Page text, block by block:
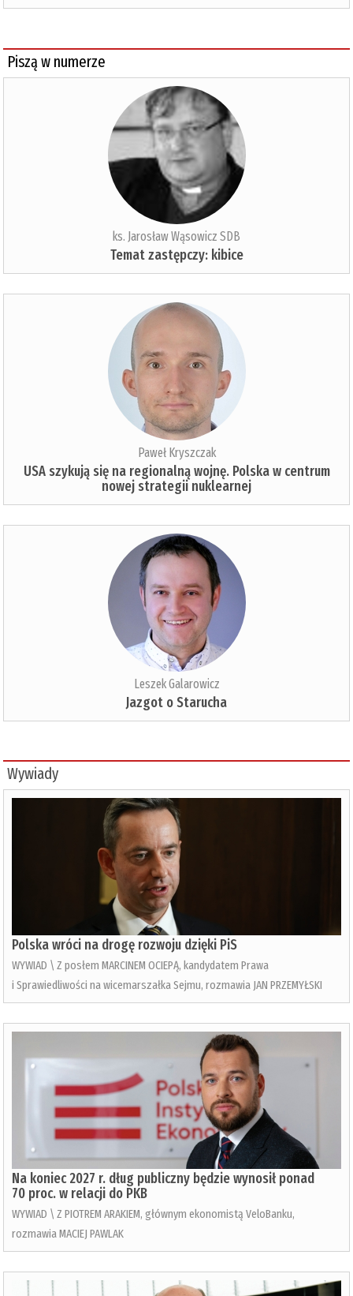
Piszą w numerze
ks. Jarosław Wąsowicz SDB
Temat zastępczy: kibice
Paweł Kryszczak
USA szykują się na regionalną wojnę. Polska w centrum
nowej strategii nuklearnej
Leszek Galarowicz
Jazgot o Starucha
Wywiady
Polska wróci na drogę rozwoju dzięki PiS
WYWIAD \ Z posłem MARCINEM OCIEPĄ, kandydatem Prawa
i Sprawiedliwości na wicemarszałka Sejmu, rozmawia JAN PRZEMYŁSKI
Na koniec 2027 r. dług publiczny będzie wynosił ponad
70 proc. w relacji do PKB
WYWIAD \ Z PIOTREM ARAKIEM, głównym ekonomistą VeloBanku,
rozmawia MACIEJ PAWLAK